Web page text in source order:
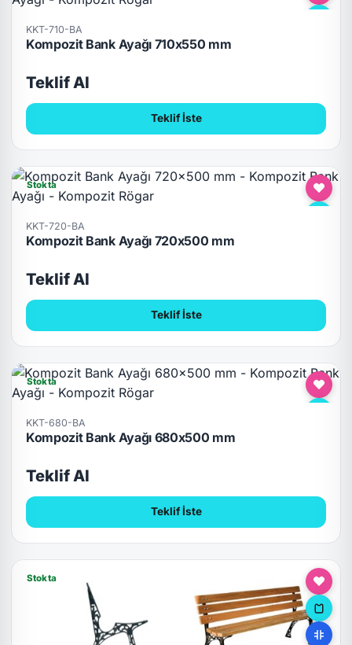
KKT-710-BA
Kompozit Bank Ayağı 710x550 mm
Teklif Al
Teklif İste
Stokta
KKT-720-BA
Kompozit Bank Ayağı 720x500 mm
Teklif Al
Teklif İste
Stokta
KKT-680-BA
Kompozit Bank Ayağı 680x500 mm
Teklif Al
Teklif İste
Stokta